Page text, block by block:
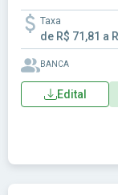
Taxa
de R$ 71,81 a
BANCA
Edital